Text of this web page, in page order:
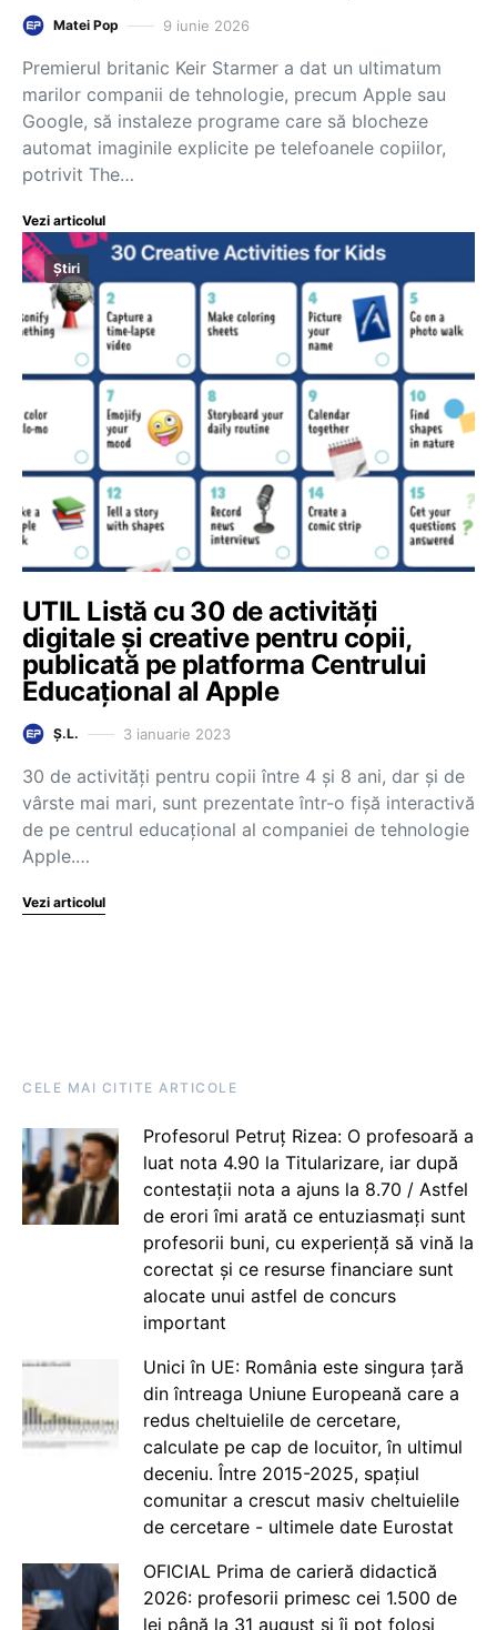
Matei Pop 9 iunie 2026
Premierul britanic Keir Starmer a dat un ultimatum
marilor companii de tehnologie, precum Apple sau
Google, să instaleze programe care să blocheze
automat imaginile explicite pe telefoanele copiilor,
potrivit The…
Vezi articolul
Știri
UTIL Listă cu 30 de activități
digitale și creative pentru copii,
publicată pe platforma Centrului
Educațional al Apple
Ș.L. 3 ianuarie 2023
30 de activități pentru copii între 4 și 8 ani, dar și de
vârste mai mari, sunt prezentate într-o fișă interactivă
de pe centrul educațional al companiei de tehnologie
Apple.…
Vezi articolul
CELE MAI CITITE ARTICOLE
Profesorul Petruț Rizea: O profesoară a
luat nota 4.90 la Titularizare, iar după
contestații nota a ajuns la 8.70 / Astfel
de erori îmi arată ce entuziasmați sunt
profesorii buni, cu experiență să vină la
corectat și ce resurse financiare sunt
alocate unui astfel de concurs
important
Unici în UE: România este singura țară
din întreaga Uniune Europeană care a
redus cheltuielile de cercetare,
calculate pe cap de locuitor, în ultimul
deceniu. Între 2015-2025, spațiul
comunitar a crescut masiv cheltuielile
de cercetare - ultimele date Eurostat
OFICIAL Prima de carieră didactică
2026: profesorii primesc cei 1.500 de
lei până la 31 august și îi pot folosi